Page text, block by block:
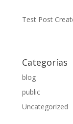
Test Post
Categorías
blog
public
Uncategorized